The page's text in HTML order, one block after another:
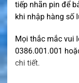
tiếp nhãn pin để
khi nhập hàng số
Mọi thắc mắc vui
0386.001.001
chi tiết.